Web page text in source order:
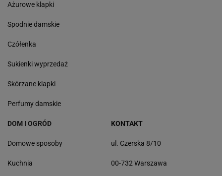
Ażurowe klapki
Spodnie damskie
Czółenka
Sukienki wyprzedaż
Skórzane klapki
Perfumy damskie
DOM I OGRÓD
Domowe sposoby
Kuchnia
KONTAKT
ul. Czerska 8/10
00-732 Warszawa